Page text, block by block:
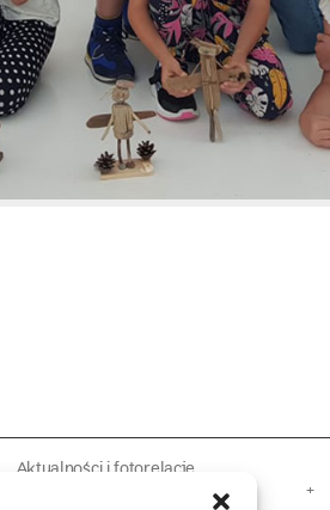
Aktualności i fotorelacje